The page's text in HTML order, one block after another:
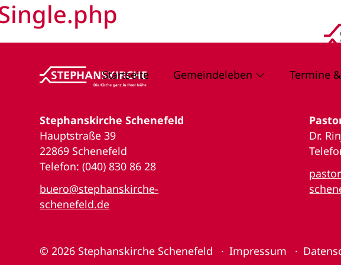
Startseite Gemeindeleben Termine
Stephanskirche Schenefeld
Hauptstraße 39
22869 Schenefeld
Telefon: (040) 830 86 28
buero@stephanskirche-
schenefeld.de
Dr.
© 2026 Stephanskirche Schenefeld Impressum